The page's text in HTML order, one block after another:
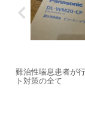
難治性喘息患者が
ト対策の全て